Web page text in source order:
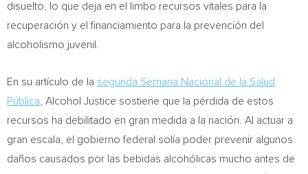
disuelto, lo que deja en el limbo recursos vitales para la
recuperación y el financiamiento para la prevención del
alcoholismo juvenil.
En su artículo de la segunda Semana Nacional de la Salud
Pública , Alcohol Justice sostiene que la pérdida de estos
recursos ha debilitado en gran medida a la nación. Al actuar a
gran escala, el gobierno federal solía poder prevenir algunos
daños causados por las bebidas alcohólicas mucho antes de